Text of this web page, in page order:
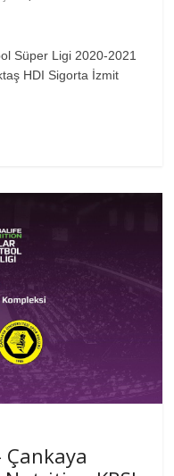
Süper Ligi 2020-2021
HDI Sigorta İzmit
Çankaya